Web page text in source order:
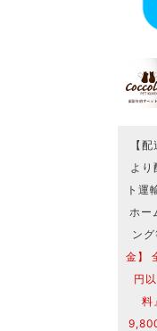
【
より
ト運
ホー
ング
金】
円
料